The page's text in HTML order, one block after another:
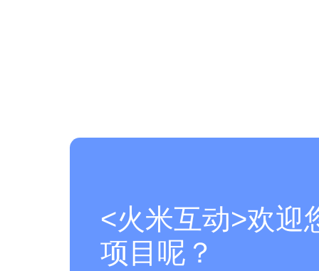
<火米互动>欢迎
项目呢？